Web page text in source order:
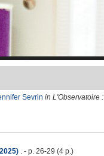
Sevrin in L'Observatoire
. - p. 26-29 (4 p.)